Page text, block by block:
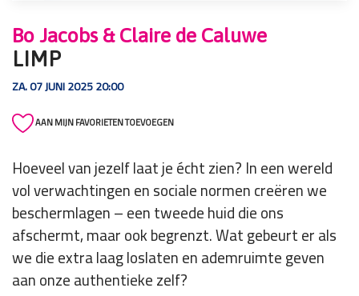
Bo Jacobs & Claire de Caluwe
LIMP
ZA. 07 JUNI 2025 20:00
AAN MIJN FAVORIETEN TOEVOEGEN
Hoeveel van jezelf laat je écht zien? In een wereld
vol verwachtingen en sociale normen creëren we
beschermlagen – een tweede huid die ons
afschermt, maar ook begrenzt. Wat gebeurt er als
we die extra laag loslaten en ademruimte geven
aan onze authentieke zelf?